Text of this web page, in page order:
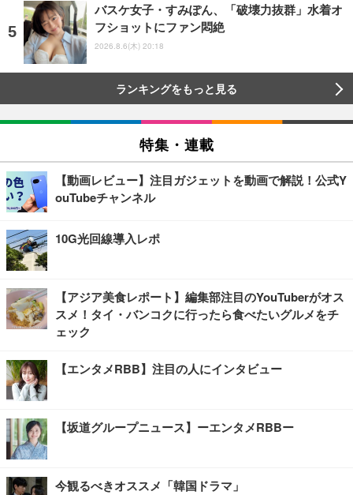
バスケ女子・すみぽん、「破壊力抜群」水着オ
フショットにファン悶絶
2026.8.6(木) 20:18
ランキングをもっと見る
特集・連載
【動画レビュー】注目ガジェットを動画で解説！公式Y
ouTubeチャンネル
10G光回線導入レポ
【アジア美食レポート】編集部注目のYouTuberがオス
スメ！タイ・バンコクに行ったら食べたいグルメをチ
ェック
【エンタメRBB】注目の人にインタビュー
【坂道グループニュース】ーエンタメRBBー
今観るべきオススメ「韓国ドラマ」